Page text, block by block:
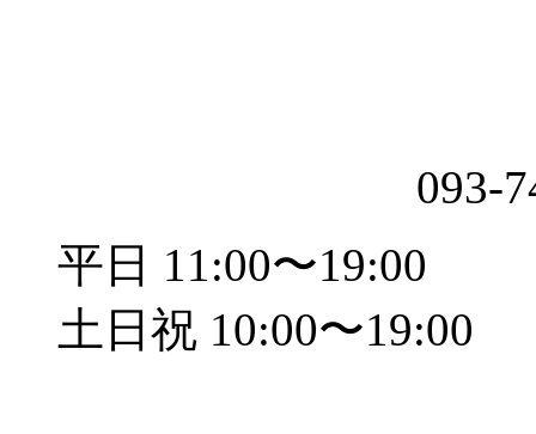
093-
平日 11:00〜19:00
土日祝 10:00〜19:00